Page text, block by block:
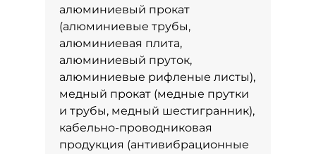
алюминиевый прокат
(алюминиевые трубы,
алюминиевая плита,
алюминиевый пруток,
алюминиевые рифленые листы),
медный прокат (медные прутки
и трубы, медный шестигранник),
кабельно-проводниковая
продукция (антивибрационные